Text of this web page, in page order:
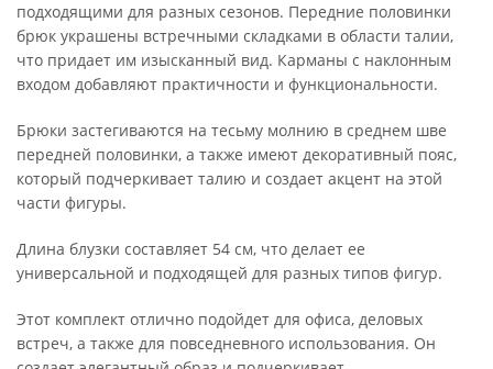
подходящими для разных сезонов. Передние половинки
брюк украшены встречными складками в области талии,
что придает им изысканный вид. Карманы с наклонным
входом добавляют практичности и функциональности.
Брюки застегиваются на тесьму молнию в среднем шве
передней половинки, а также имеют декоративный пояс,
который подчеркивает талию и создает акцент на этой
части фигуры.
Длина блузки составляет 54 см, что делает ее
универсальной и подходящей для разных типов фигур.
Этот комплект отлично подойдет для офиса, деловых
встреч, а также для повседневного использования. Он